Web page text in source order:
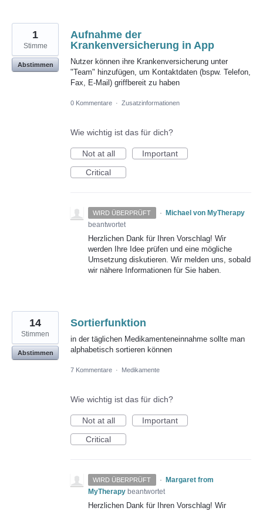
Aufnahme der
Krankenversicherung in App
Nutzer können ihre Krankenversicherung unter
"Team" hinzufügen, um Kontaktdaten (bspw. Telefon,
Fax, E-Mail) griffbereit zu haben
1
Stimme
Abstimmen
0 Kommentare · Zusatzinformationen
Wie wichtig ist das für dich?
Not at all
Important
Critical
WIRD ÜBERPRÜFT ·
Michael von MyTherapy
beantwortet
Herzlichen Dank für Ihren Vorschlag! Wir
werden Ihre Idee prüfen und eine mögliche
Umsetzung diskutieren. Wir melden uns, sobald
wir nähere Informationen für Sie haben.
Sortierfunktion
in der täglichen Medikamenteneinnahme sollte man
alphabetisch sortieren können
14
Stimmen
Abstimmen
7 Kommentare · Medikamente
Wie wichtig ist das für dich?
Not at all
Important
Critical
WIRD ÜBERPRÜFT ·
Margaret from
MyTherapy beantwortet
Herzlichen Dank für Ihren Vorschlag! Wir